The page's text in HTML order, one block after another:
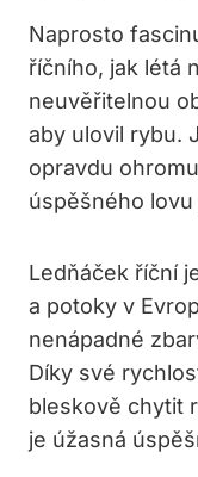
Naprosto
říčního, jak létá
neuvěřitelnou
aby ulovil rybu.
opravdu
úspěšného
Ledňáček říční
a potoky v
nenápadné
Díky své
bleskově chytit
je úžasná